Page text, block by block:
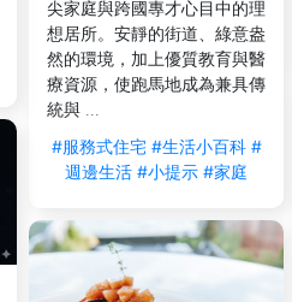
尖家庭與跨國專才心目中的理
想居所。安靜的街道、綠意盎
然的環境，加上優質教育與醫
療資源，使跑馬地成為兼具傳
統與 ...
#服務式住宅 #生活小百科 #
週邊生活 #小提示 #家庭